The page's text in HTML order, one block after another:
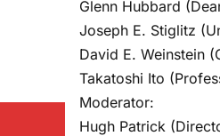
Glenn Hubbard
Joseph E. Stiglitz
David E. Weinstein
Takatoshi Ito
Moderator:
Hugh Patrick